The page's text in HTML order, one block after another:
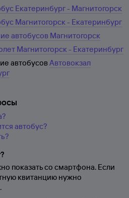
Екатеринбург - Магнитогорск
Магнитогорск - Екатеринбург
автобусов Магнитогорск
Магнитогорск - Екатеринбург
автобусовАвтовокзал
автобус?
показать со смартфона. Если
квитанцию нужно